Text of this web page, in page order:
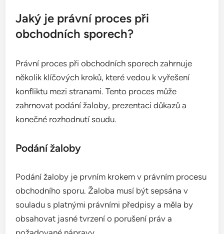
Jaký je právní proces při
obchodních sporech?
Právní proces při obchodních sporech zahrnuje
několik klíčových kroků, které vedou k vyřešení
konfliktu mezi stranami. Tento proces může
zahrnovat podání žaloby, prezentaci důkazů a
konečné rozhodnutí soudu.
Podání žaloby
Podání žaloby je prvním krokem v právním procesu
obchodního sporu. Žaloba musí být sepsána v
souladu s platnými právními předpisy a měla by
obsahovat jasné tvrzení o porušení práv a